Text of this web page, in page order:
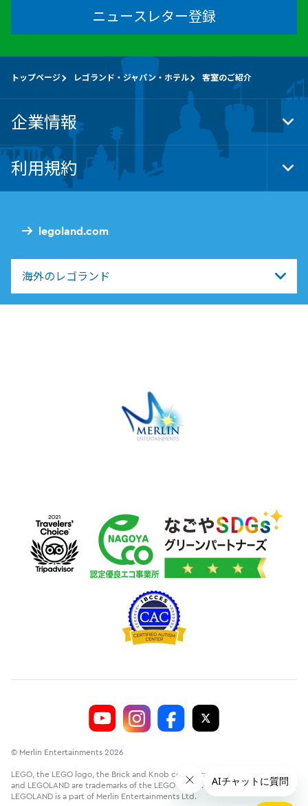
ニュースレター登録
legoland.com
海外のレゴランド
トップページ レゴランド・ジャパン・ホテル 客室のご紹介
企業情報
利用規約
© Merlin Entertainments 2026
LEGO, the LEGO logo, the Brick and Knob configurations, the Minifigure
and LEGOLAND are trademarks of the LEGO Group.©2026 The LEGO Group.
LEGOLAND is a part of Merlin Entertainments Ltd.